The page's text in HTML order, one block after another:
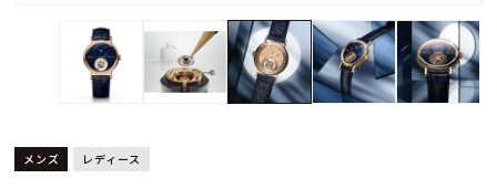
メンズ レディース